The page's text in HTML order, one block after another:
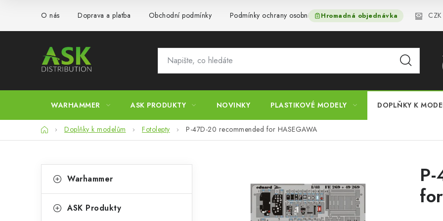
obsah
O nás Doprava a platba Obchodní podmínky Podmínky ochrany osobních údajů Reklamační řád
Hromadná objednávka CZK
WARHAMMER ASK PRODUKTY NOVINKY PLASTIKOVÉ MODELY DOPLŇKY K
DomůDoplňky k modelům Fotolepty P-47D-20 recommended for HASEGAWA
okategorie
a
Warhammer
ASK Produkty